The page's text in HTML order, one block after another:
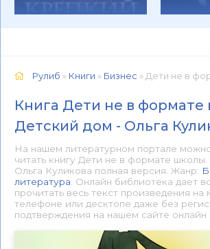
Рулиб » Книги » Бизнес » Дети не в формате школы. Детский дом
Книга Дети не в
Детский дом - Ольга
На нашем литературном портале
читать книгу Дети не в формате
Ольга Куликова полная версия. Жанр:
литература . Онлайн библиотека дает
прочитать весь текст произведения на
телефоне или десктопе даже без
подтверждения на нашем сайте онлайн